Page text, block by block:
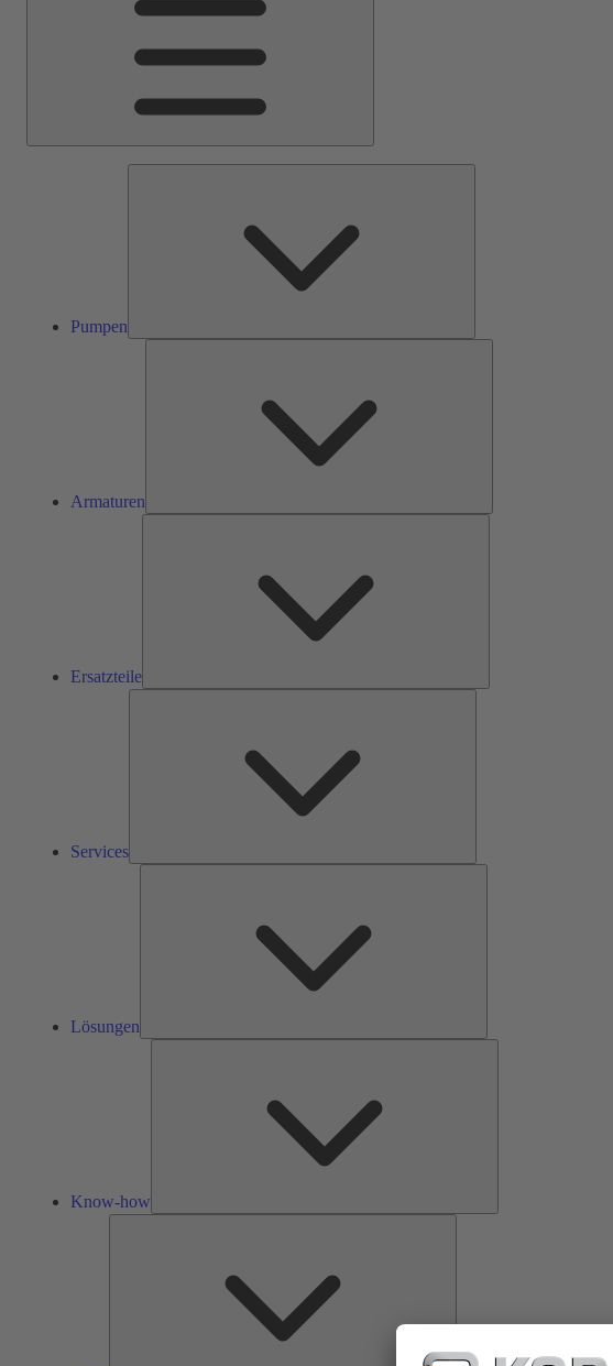
Pumpen
Armaturen
Ersatzteile
Services
Lösungen
Know-how